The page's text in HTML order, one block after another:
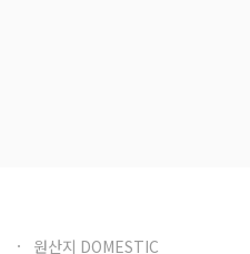
원산지 DOMESTIC